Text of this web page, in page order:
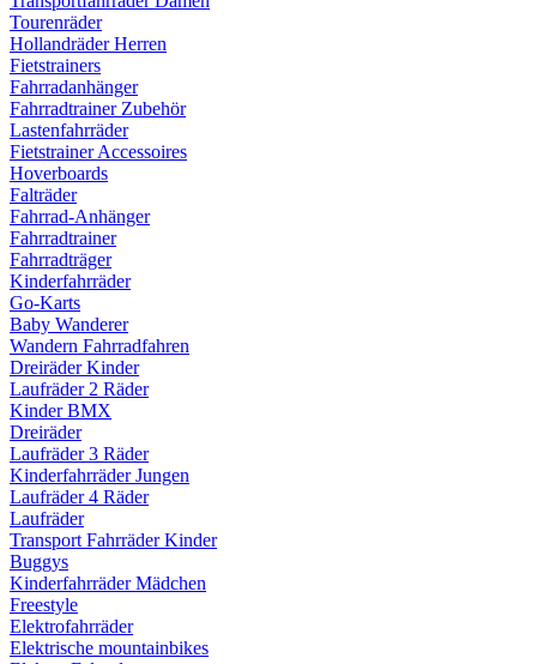
Tourenräder
Hollandräder Herren
Fietstrainers
Fahrradanhänger
Fahrradtrainer Zubehör
Lastenfahrräder
Fietstrainer Accessoires
Hoverboards
Falträder
Fahrrad-Anhänger
Fahrradtrainer
Fahrradträger
Kinderfahrräder
Go-Karts
Baby Wanderer
Wandern Fahrradfahren
Dreiräder Kinder
Laufräder 2 Räder
Kinder BMX
Dreiräder
Laufräder 3 Räder
Kinderfahrräder Jungen
Laufräder 4 Räder
Laufräder
Transport Fahrräder Kinder
Buggys
Kinderfahrräder Mädchen
Freestyle
Elektrofahrräder
Elektrische mountainbikes